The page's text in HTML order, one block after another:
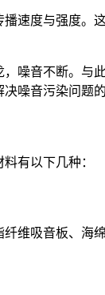
速度与强度。
噪音不断。与
噪音污染问题的
有以下几种：
维吸音板、海